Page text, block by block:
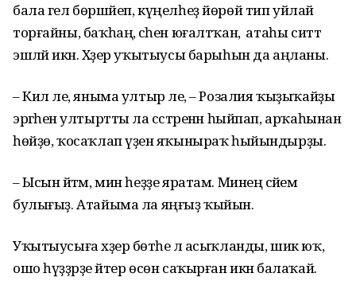
бала гел бөршәйеп, күңелһеҙ йөрөй тип уйлай
торғайны, баҡһаң, әсәһен юғалтҡан, ә атаһы ситтә
эшләй икән. Хәҙер уҡытыусы барыһын да аңланы.
– Кил әле, яныма ултыр әле, – Розалия ҡыҙыҡайҙы
эргәһенә ултыртты ла сәстәренән һыйпап, арҡаһынан
һөйҙө, ҡосаҡлап үҙенә яҡыныраҡ һыйындырҙы.
– Ысын әйтәм, мин һеҙҙе яратам. Минең әсәйем
булығыҙ. Атайыма ла яңғыҙ ҡыйын.
Уҡытыусыға хәҙер бөтәһе лә асыҡланды, шик юҡ,
ошо һүҙҙәрҙе әйтер өсөн саҡырған икән балаҡай.